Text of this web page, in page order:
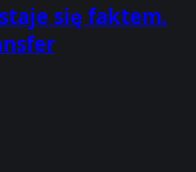
się faktem.